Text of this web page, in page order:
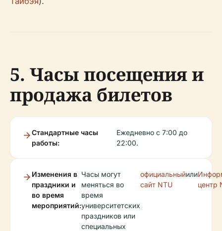
5. Часы посещения и
продажа билетов
Стандартные часы
работы:
Ежедневно с 7:00 до
22:00.
Изменения в
праздники и
во время
мероприятий:
Часы могут
меняться во
время
университетских
праздников или
специальных
официальный
сайт NTU
или
центр